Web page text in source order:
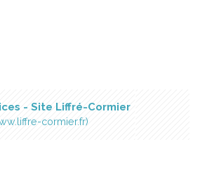
- Site Liffré-Cormier
cormier.fr